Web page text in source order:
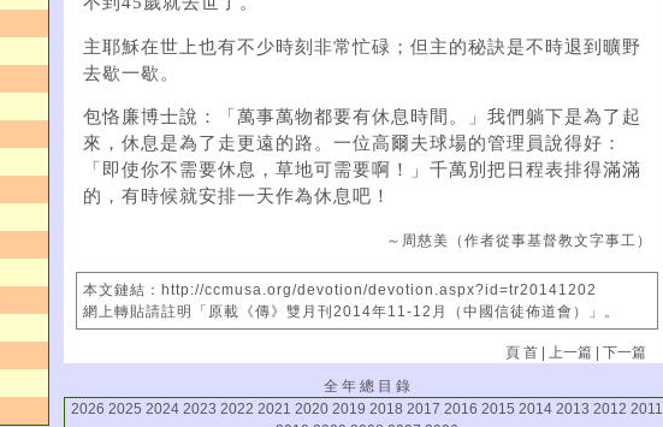
主耶穌在世上也有不少時刻非常忙碌；但主的秘訣是不時退到曠野
去歇一歇。
包恪廉博士說：「萬事萬物都要有休息時間。」我們躺下是為了起
來，休息是為了走更遠的路。一位高爾夫球場的管理員說得好：
「即使你不需要休息，草地可需要啊！」千萬別把日程表排得滿滿
的，有時候就安排一天作為休息吧！
～周慈美（作者從事基督教文字事工）
本文鏈結：http://ccmusa.org/devotion/devotion.aspx?id=tr20141202
網上轉貼請註明「原載《傳》雙月刊2014年11-12月（中國信徒佈道會）」。
頁 首 |上一篇 |下一篇
全 年 總 目 錄
2026 2025 2024 2023 2022 2021 2020 2019 2018 2017 2016 2015 2014 2013 2012 2011